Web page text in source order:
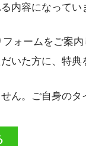
内容になってい
ォームをご案内
いた方に、特典
ん。ご自身のタ